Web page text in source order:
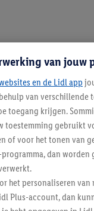
van jouw
en de Lidl app
van
toegang krijgen.
toestemming gebruikt
of voor het tonen van
dan
het personaliseren
Plus-account, dan